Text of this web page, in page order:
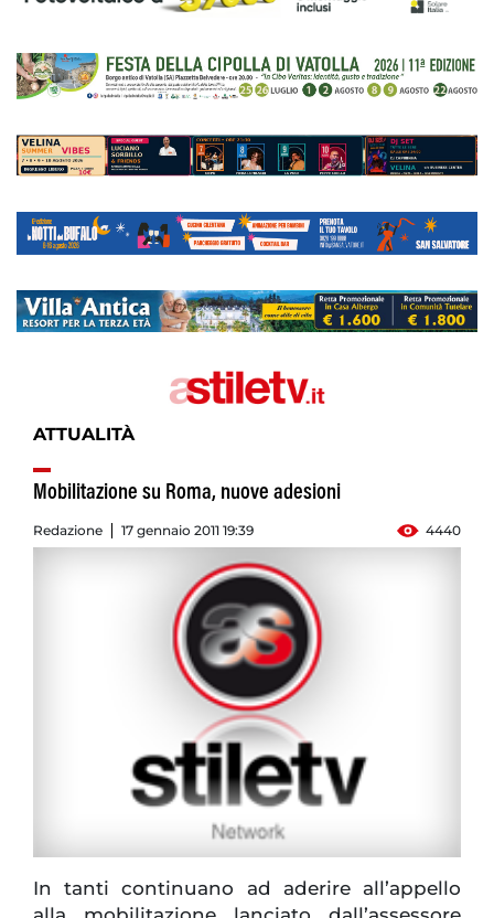
ATTUALITÀ
Mobilitazione su Roma, nuove adesioni
Redazione 17 gennaio 2011 19:39 4440
In tanti continuano ad aderire all’appello